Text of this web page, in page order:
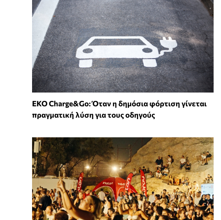
EKO Charge&Go: Όταν η δημόσια φόρτιση γίνεται
πραγματική λύση για τους οδηγούς